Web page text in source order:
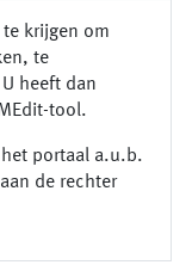
krijgen om
te
heeft dan
tool.
portaal a.u.b.
de rechter